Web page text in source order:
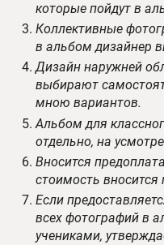
которые пойдут в
Коллективные
в альбом дизайнер
Дизайн наружней
выбирают
мною вариантов.
Альбом для
отдельно, на
Вносится
стоимость вносится
Если
всех фотографий в
учениками,